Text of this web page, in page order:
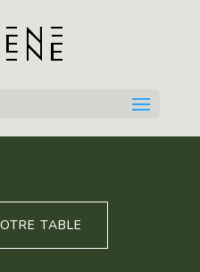
TABLE